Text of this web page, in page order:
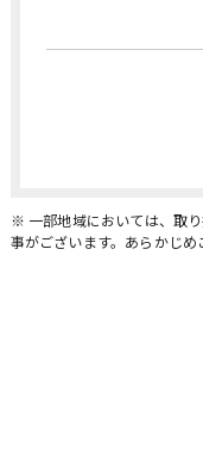
※ 一部地域においては、取
事がございます。あらかじめ